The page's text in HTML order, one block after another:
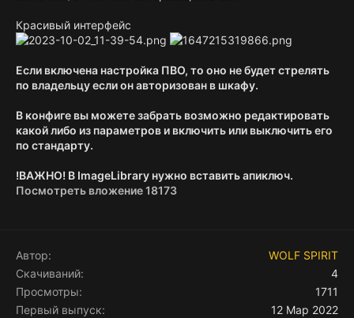
Красивый интерфейс
Если включена настройка ПВО, то оно не будет стрелять
по владельцу если он авторизован в шкафу.
В конфиге вы можете забрать возможно редактировать
какой либо из параметров и включить или выключить его
по стандарту.
!ВАЖНО! В ImageLibrary нужно вставить апиключ.
Посмотреть вложение 18173
Автор
WOLF SPIRIT
Скачиваний
4
Просмотры
1711
Первый выпуск
12 Мар 2022